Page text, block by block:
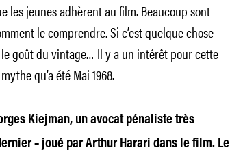
les jeunes adhèrent au film. Beaucoup sont
le comprendre. Si c’est quelque chose
goût du vintage… Il y a un intérêt pour cette
qu’a été Mai 1968.
­Kiejman, un avocat pénaliste très
– joué par Arthur Harari dans le film. Le